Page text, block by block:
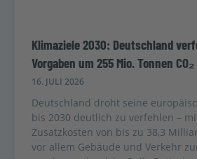
Klimaziele 2030: Deutschland
Vorgaben um 255 Mio. Tonnen CO₂
16. JULI 2026
Deutschland droht seine
bis 2030 deutlich zu verfehlen –
Zusatzkosten von bis zu 38,3
vor allem Gebäude und Verkehr